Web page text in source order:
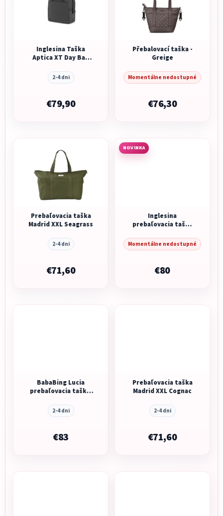
Inglesina Taška
Aptica XT Day Bag
2-4 dni
€79,90
Přebalovací taška -
Greige
Momentálne nedostupné
€76,30
Prebaľovacia taška
Madrid XXL Seagrass
2-4 dni
€71,60
NOVINKA
Inglesina
prebaľovacia taška
Momentálne nedostupné
€80
BabaBing Lucia
prebaľovacia taška/
2-4 dni
€83
Prebaľovacia taška
Madrid XXL Cognac
2-4 dni
€71,60